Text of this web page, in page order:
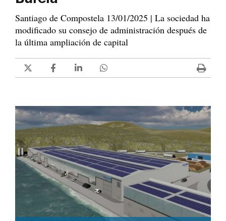
Santiago de Compostela 13/01/2025 | La sociedad ha
modificado su consejo de administración después de
la última ampliación de capital